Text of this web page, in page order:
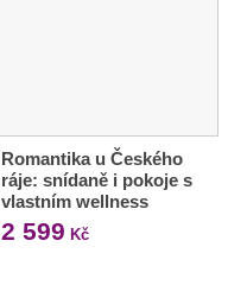
Romantika u Českého
ráje: snídaně i pokoje s
vlastním wellness
2 599 Kč